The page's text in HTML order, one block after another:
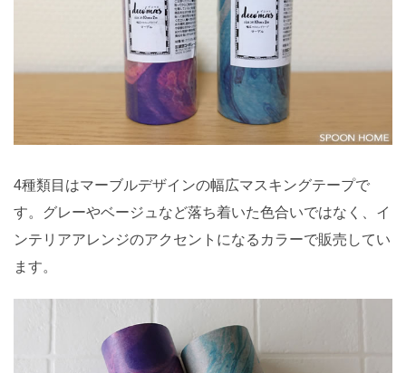
4種類目はマーブルデザインの幅広マスキングテープで
す。グレーやベージュなど落ち着いた色合いではなく、イ
ンテリアアレンジのアクセントになるカラーで販売してい
ます。